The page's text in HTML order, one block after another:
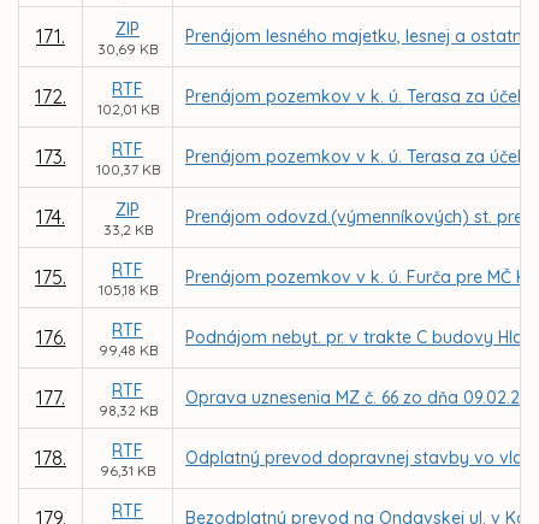
171. ZIP
30,69 KB
Prenájom lesného majetku, lesnej a
172. RTF
102,01 KB
Prenájom pozemkov v k. ú. Terasa za
173. RTF
100,37 KB
Prenájom pozemkov v k. ú. Terasa za
174. ZIP
33,2 KB
Prenájom odovzd.(výmenníkových) st. pre
175. RTF
105,18 KB
Prenájom pozemkov v k. ú. Furča pre MČ
176. RTF
99,48 KB
Podnájom nebyt. pr. v trakte C budovy
177. RTF
98,32 KB
Oprava uznesenia MZ č. 66 zo dňa
178. RTF
96,31 KB
Odplatný prevod dopravnej stavby vo
179. RTF Bezodplatný prevod na Ondavskej ul. v